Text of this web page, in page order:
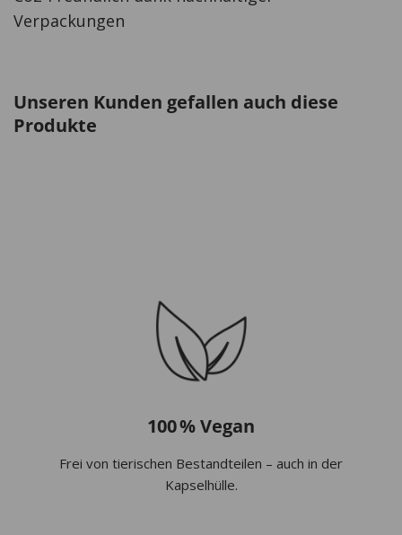
Verpackungen
Unseren Kunden gefallen auch diese
Produkte
100 % Vegan
Frei von tierischen Bestandteilen – auch in der
Kapselhülle.